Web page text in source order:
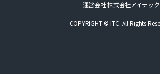
運営会社 株式会社アイテック
COPYRIGHT © ITC. All Rights